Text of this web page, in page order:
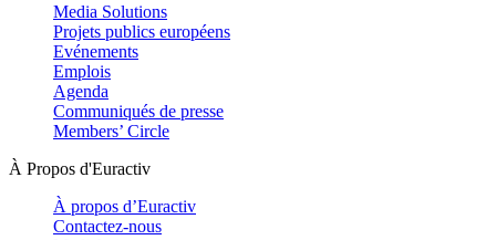
Media Solutions
Projets publics européens
Evénements
Emplois
Agenda
Communiqués de presse
Members’ Circle
À Propos d'Euractiv
À propos d’Euractiv
Contactez-nous